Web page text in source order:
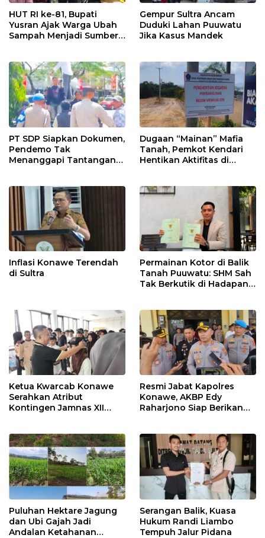
HUT RI ke-81, Bupati
Yusran Ajak Warga Ubah
Sampah Menjadi Sumber
Gempur Sultra Ancam
Duduki Lahan Puuwatu
Jika Kasus Mandek
PT SDP Siapkan Dokumen,
Pendemo Tak
Menanggapi Tantangan
Dugaan “Mainan” Mafia
Tanah, Pemkot Kendari
Hentikan Aktifitas di
Inflasi Konawe Terendah
di Sultra
Permainan Kotor di Balik
Tanah Puuwatu: SHM Sah
Tak Berkutik di Hadapan
Ketua Kwarcab Konawe
Serahkan Atribut
Kontingen Jamnas XII
Resmi Jabat Kapolres
Konawe, AKBP Edy
Raharjono Siap Berikan
Puluhan Hektare Jagung
dan Ubi Gajah Jadi
Andalan Ketahanan
Serangan Balik, Kuasa
Hukum Randi Liambo
Tempuh Jalur Pidana